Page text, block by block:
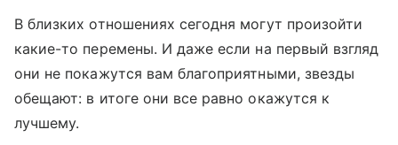
В близких отношениях сегодня могут произойти
какие-то перемены. И даже если на первый взгляд
они не покажутся вам благоприятными, звезды
обещают: в итоге они все равно окажутся к
лучшему.